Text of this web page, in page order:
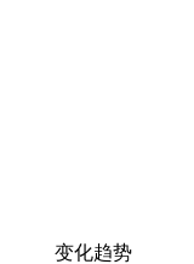
变化趋势